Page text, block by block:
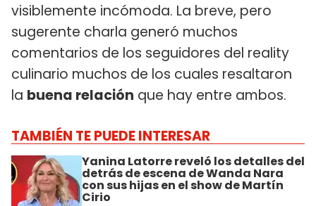
visiblemente incómoda. La breve, pero
sugerente charla generó muchos
comentarios de los seguidores del reality
culinario muchos de los cuales resaltaron
la buena relación que hay entre ambos.
TAMBIÉN TE PUEDE INTERESAR
Yanina Latorre reveló los detalles del
detrás de escena de Wanda Nara
con sus hijas en el show de Martín
Cirio